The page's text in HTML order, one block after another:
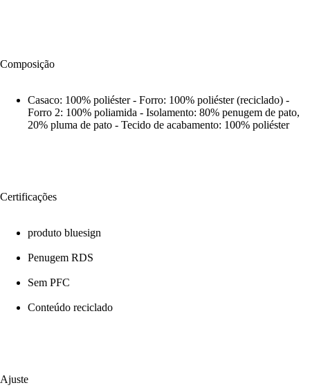
Composição
Casaco: 100% poliéster - Forro: 100% poliéster (reciclado) -
Forro 2: 100% poliamida - Isolamento: 80% penugem de pato,
20% pluma de pato - Tecido de acabamento: 100% poliéster
Certificações
produto bluesign
Penugem RDS
Sem PFC
Conteúdo reciclado
Ajuste